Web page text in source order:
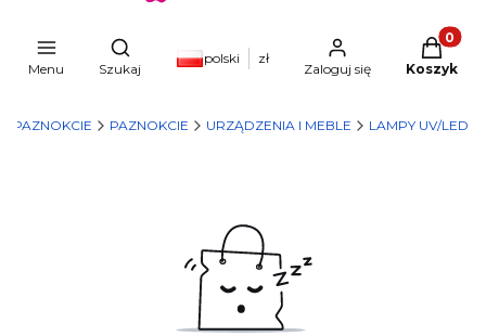
Menu
Otwórz wyszukiwarkę
Szukaj
polski zł
Zaloguj się Koszyk
PAZNOKCIE URZĄDZENIA I MEBLE LAMPY UV/LED